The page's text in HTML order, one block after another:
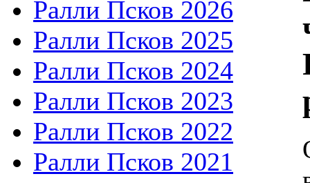
Ралли Псков 2026
Ралли Псков 2025
Ралли Псков 2024
Ралли Псков 2023
Ралли Псков 2022
Ралли Псков 2021